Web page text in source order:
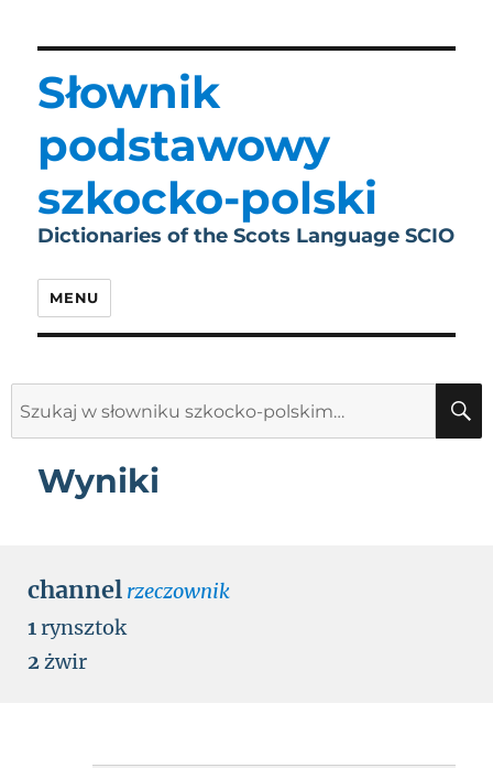
Słownik
podstawowy
szkocko-polski
Dictionaries of the Scots Language SCIO
MENU
Wyniki
channel rzeczownik
1rynsztok
2żwir